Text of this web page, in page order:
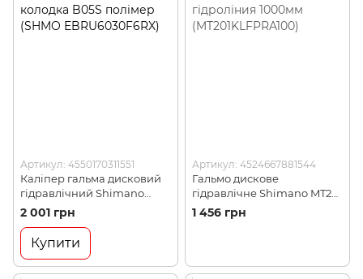
Артикул: 4550170311551
Каліпер гальма дисковий
гідравлічний Shimano
Cues Flat Mount BR-U6030,
передній, колодка B05S
полімер (SHMO
EBRU6030F6RX)
2 001 грн
Купити
Артикул: 4524667881544
Гальмо дискове
гідравлічне Shimano MT201
переднє, ліва ручка BL-
M201, каліпер, гідроліния
1 456 грн